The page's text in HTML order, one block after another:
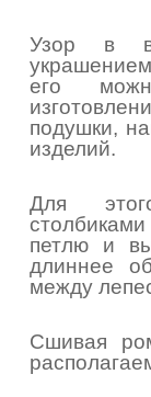
Узор в
его
подушки,
изделий.
Для
столбиками
петлю и
длиннее
между
Сшивая